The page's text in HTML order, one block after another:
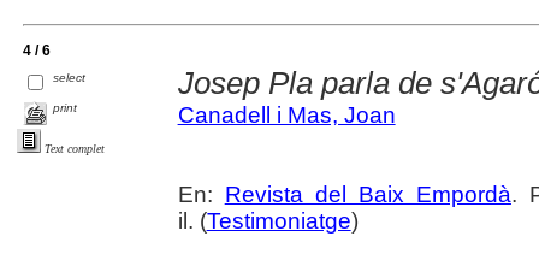
4 / 6
select
print
Text complet
Josep Pla parla de
Canadell i Mas, Joan
En: Revista del Baix Empordà.
il. (Testimoniatge)